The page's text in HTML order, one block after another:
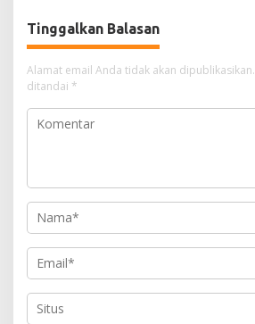
Tinggalkan Balasan
Alamat email Anda tidak akan dipublikasikan.
ditandai *